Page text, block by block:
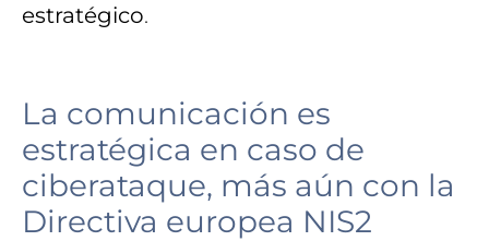
estratégico.
La comunicación es
estratégica en caso de
ciberataque, más aún con la
Directiva europea NIS2